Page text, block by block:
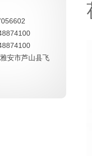
安市芦山县飞